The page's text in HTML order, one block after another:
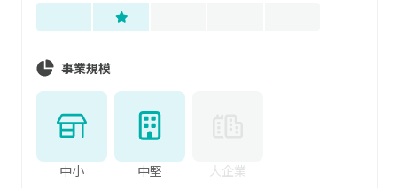
事業規模
中小 中堅 大企業